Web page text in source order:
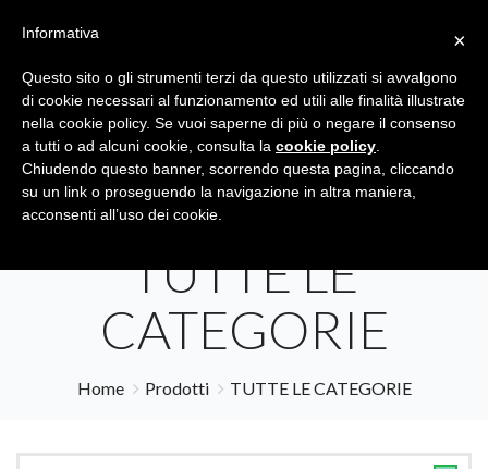
Tutte le categorie Cerca
TUTTE LE
CATEGORIE
Home Prodotti TUTTE LE CATEGORIE
×
Informativa
Questo sito o gli strumenti terzi da questo utilizzati si avvalgono
di cookie necessari al funzionamento ed utili alle finalità illustrate
nella cookie policy. Se vuoi saperne di più o negare il consenso
a tutti o ad alcuni cookie, consulta la cookie policy
Chiudendo questo banner, scorrendo questa pagina, cliccando
su un link o proseguendo la navigazione in altra maniera,
acconsenti all’uso dei cookie.